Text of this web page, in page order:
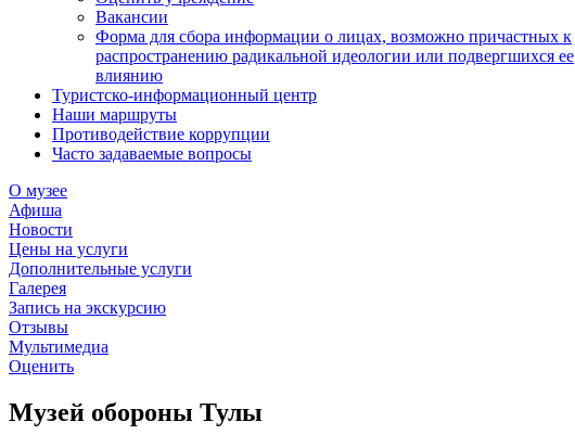
Вакансии
Форма для сбора информации о лицах, возможно причастных к
распространению радикальной идеологии или подвергшихся ее
влиянию
Туристско-информационный центр
Наши маршруты
Противодействие коррупции
Часто задаваемые вопросы
О музее
Афиша
Новости
Цены на услуги
Дополнительные услуги
Галерея
Запись на экскурсию
Отзывы
Мультимедиа
Оценить
Музей обороны Тулы